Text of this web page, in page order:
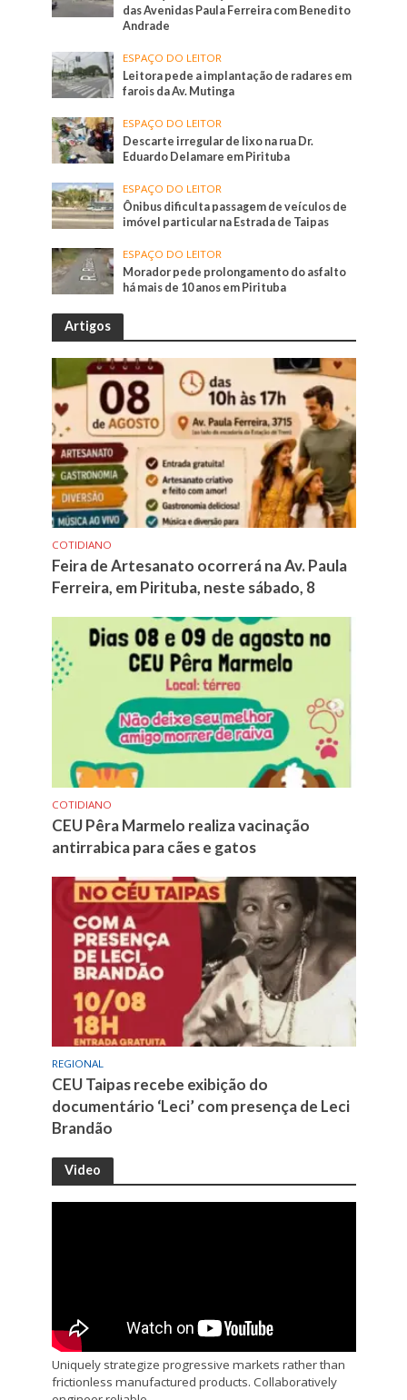
das Avenidas Paula Ferreira com Benedito
Andrade
ESPAÇO DO LEITOR
Leitora pede a implantação de radares em
farois da Av. Mutinga
ESPAÇO DO LEITOR
Descarte irregular de lixo na rua Dr.
Eduardo Delamare em Pirituba
ESPAÇO DO LEITOR
Ônibus dificulta passagem de veículos de
imóvel particular na Estrada de Taipas
ESPAÇO DO LEITOR
Morador pede prolongamento do asfalto
há mais de 10 anos em Pirituba
Artigos
COTIDIANO
Feira de Artesanato ocorrerá na Av. Paula
Ferreira, em Pirituba, neste sábado, 8
COTIDIANO
CEU Pêra Marmelo realiza vacinação
antirrabica para cães e gatos
REGIONAL
CEU Taipas recebe exibição do
documentário ‘Leci’ com presença de Leci
Brandão
Video
Uniquely strategize progressive markets rather than
frictionless manufactured products. Collaboratively